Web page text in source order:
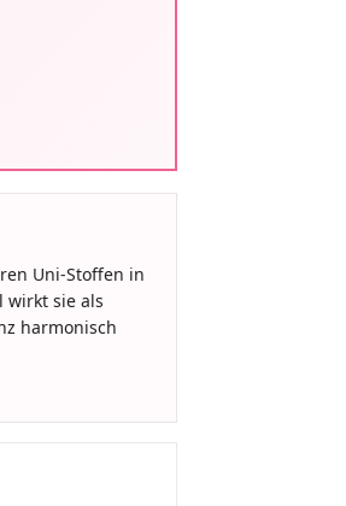
Uni-Stoffen in
wirkt sie als
harmonisch